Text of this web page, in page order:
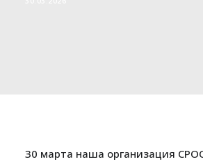
30 марта наша организация